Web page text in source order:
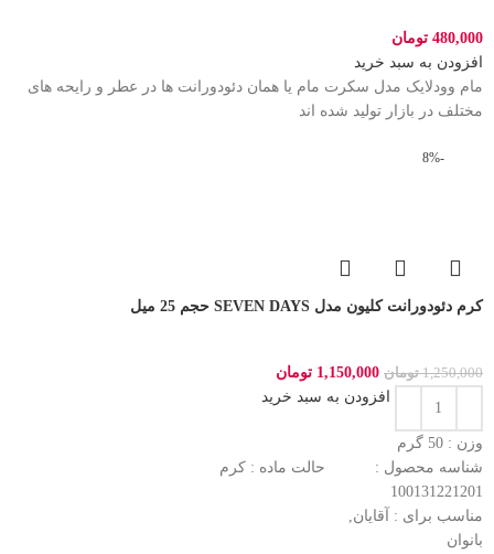
480,000 تومان
افزودن به سبد خرید
مام وودلایک مدل سکرت مام یا همان دئودورانت ها در عطر و رایحه های
مختلف در بازار تولید شده اند
-8%
کرم دئودورانت کلیون مدل SEVEN DAYS حجم 25 میل
1,250,000 تومان 1,150,000 تومان
افزودن به سبد خرید
وزن : 50
گرم
شناسه محصول :
100131221201
حالت ماده : کرم
مناسب برای : آقایان,
بانوان